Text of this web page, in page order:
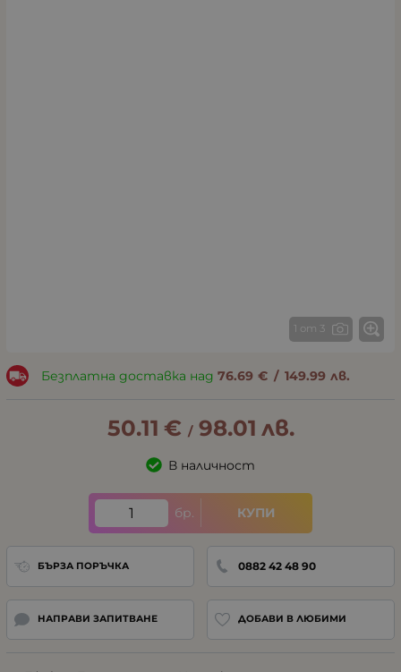
1 от 3
Безплатна доставка над 76.69 € / 149.99 лв.
50.11 € / 98.01 лв.
В наличност
бр. КУПИ
БЪРЗА ПОРЪЧКА 0882 42 48 90
НАПРАВИ ЗАПИТВАНЕ ДОБАВИ В ЛЮБИМИ